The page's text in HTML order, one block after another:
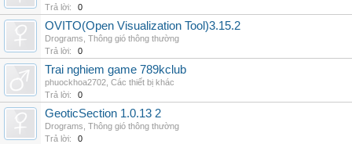
Trả lời:
0
OVITO(Open Visualization Tool)3.15.2
Drograms Thông gió thông thường
Trả lời:
0
Trai nghiem game 789kclub
phuockhoa2702 Các thiết bị khác
Trả lời:
0
GeoticSection 1.0.13 2
Drograms Thông gió thông thường
Trả lời:
0